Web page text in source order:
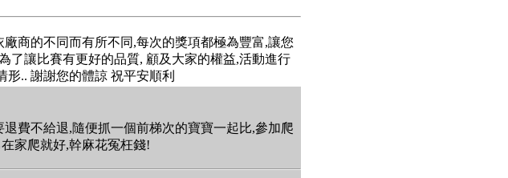
商的不同而有所不同,每次的獎項都極為豐富,讓您
了讓比賽有更好的品質, 顧及大家的權益,活動進行
.. 謝謝您的體諒 祝平安順利
費不給退,隨便抓一個前梯次的寶寶一起比,參加爬
家爬就好,幹麻花冤枉錢!